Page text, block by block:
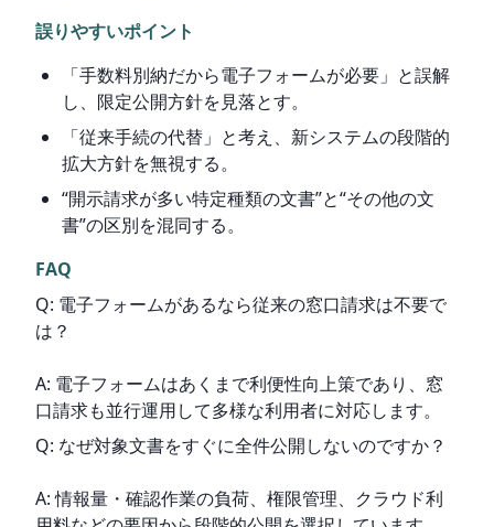
誤りやすいポイント
「手数料別納だから電子フォームが必要」と誤解
し、限定公開方針を見落とす。
「従来手続の代替」と考え、新システムの段階的
拡大方針を無視する。
“開示請求が多い特定種類の文書”と“その他の文
書”の区別を混同する。
FAQ
Q: 電子フォームがあるなら従来の窓口請求は不要で
は？
A: 電子フォームはあくまで利便性向上策であり、窓
口請求も並行運用して多様な利用者に対応します。
Q: なぜ対象文書をすぐに全件公開しないのですか？
A: 情報量・確認作業の負荷、権限管理、クラウド利